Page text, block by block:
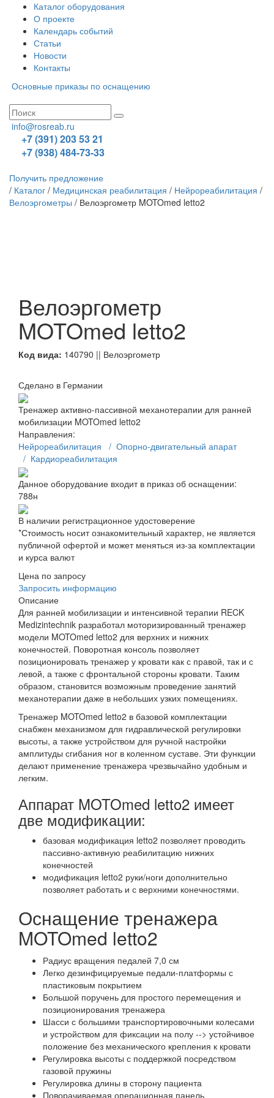
Каталог оборудования
О проекте
Календарь событий
Статьи
Новости
Контакты
Основные приказы по оснащению
info@rosreab.ru
+7 (391) 203 53 21
+7 (938) 484-73-33
Получить предложение
/ Каталог / Медицинская реабилитация / Нейрореабилитация /
Велоэргометры / Велоэргометр MOTOmed letto2
Велоэргометр
MOTOmed letto2
Код вида: 140790 || Велоэргометр
Сделано в Германии
Тренажер активно-пассивной механотерапии для ранней
мобилизации MOTOmed letto2
Направления:
Нейрореабилитация
/ Опорно-двигательный апарат
/ Кардиореабилитация
Данное оборудование входит в приказ об оснащении:
788н
В наличии регистрационное удостоверение
*Стоимость носит ознакомительный характер, не является
публичной офертой и может меняться из-за комплектации
и курса валют
Цена по запросу
Запросить информацию
Описание
Для ранней мобилизации и интенсивной терапии RECK
Medizintechnik разработал моторизированный тренажер
модели MOTOmed letto2 для верхних и нижних
конечностей. Поворотная консоль позволяет
позиционировать тренажер у кровати как с правой, так и с
левой, а также с фронтальной стороны кровати. Таким
образом, становится возможным проведение занятий
механотерапии даже в небольших узких помещениях.
Тренажер MOTOmed letto2 в базовой комплектации
снабжен механизмом для гидравлической регулировки
высоты, а также устройством для ручной настройки
амплитуды сгибания ног в коленном суставе. Эти функции
делают применение тренажера чрезвычайно удобным и
легким.
Аппарат MOTOmed letto2 имеет
две модификации:
базовая модификация letto2 позволяет проводить
пассивно-активную реабилитацию нижних
конечностей
модификация letto2 руки/ноги дополнительно
позволяет работать и с верхними конечностями.
Оснащение тренажера
MOTOmed letto2
Радиус вращения педалей 7,0 см
Легко дезинфицируемые педали-платформы с
пластиковым покрытием
Большой поручень для простого перемещения и
позиционирования тренажера
Шасси с большими транспортировочными колесами
и устройством для фиксации на полу --> устойчивое
положение без механического крепления к кровати
Регулировка высоты с поддержкой посредством
газовой пружины
Регулировка длины в сторону пациента
Поворачиваемая операционная панель